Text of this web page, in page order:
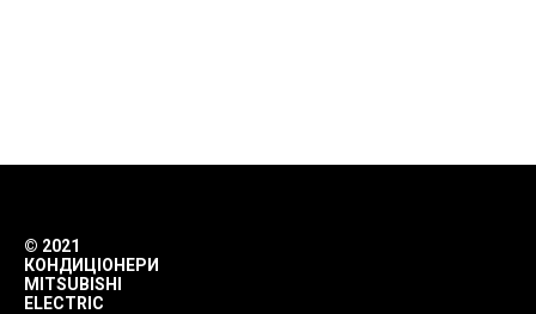
© 2021
КОНДИЦІОНЕРИ
MITSUBISHI
ELECTRIC